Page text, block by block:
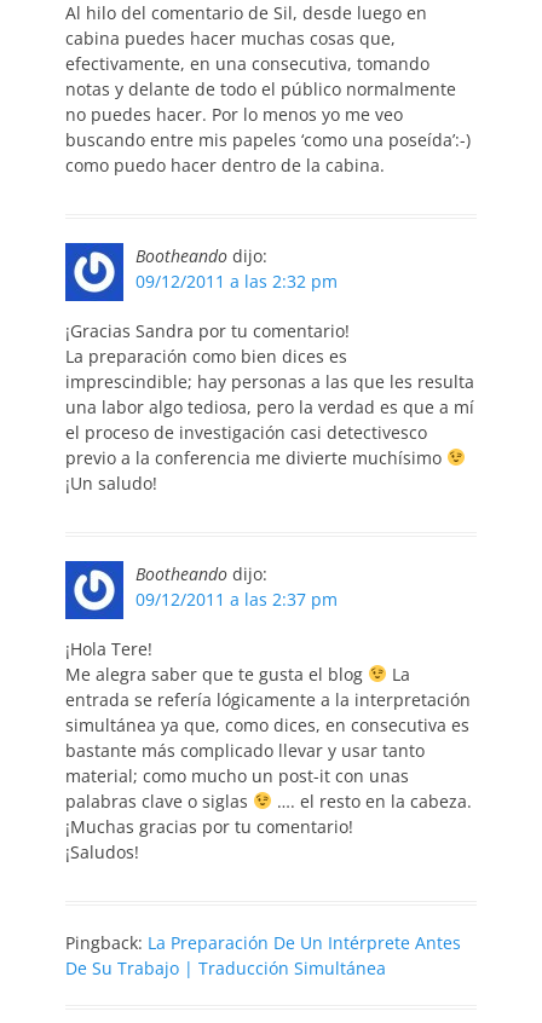
Al hilo del comentario de Sil, desde luego en
cabina puedes hacer muchas cosas que,
efectivamente, en una consecutiva, tomando
notas y delante de todo el público normalmente
no puedes hacer. Por lo menos yo me veo
buscando entre mis papeles ‘como una poseída’:-)
como puedo hacer dentro de la cabina.
Bootheando dijo:
09/12/2011 a las 2:32 pm
¡Gracias Sandra por tu comentario!
La preparación como bien dices es
imprescindible; hay personas a las que les resulta
una labor algo tediosa, pero la verdad es que a mí
el proceso de investigación casi detectivesco
previo a la conferencia me divierte muchísimo
¡Un saludo!
Bootheando dijo:
09/12/2011 a las 2:37 pm
¡Hola Tere!
Me alegra saber que te gusta el blog
La
entrada se refería lógicamente a la interpretación
simultánea ya que, como dices, en consecutiva es
bastante más complicado llevar y usar tanto
material; como mucho un post-it con unas
palabras clave o siglas
…. el resto en la cabeza.
¡Muchas gracias por tu comentario!
¡Saludos!
Pingback: La Preparación De Un Intérprete Antes
De Su Trabajo | Traducción Simultánea